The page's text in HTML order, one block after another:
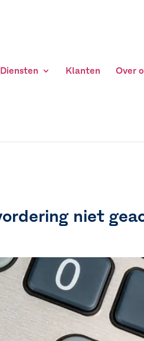
Diensten Klanten Over
niet